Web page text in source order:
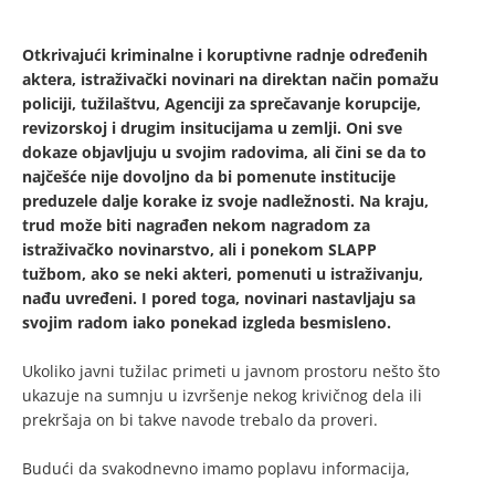
Otkrivajući kriminalne i koruptivne radnje određenih
aktera, istraživački novinari na direktan način pomažu
policiji, tužilaštvu, Agenciji za sprečavanje korupcije,
revizorskoj i drugim insitucijama u zemlji. Oni sve
dokaze objavljuju u svojim radovima, ali čini se da to
najčešće nije dovoljno da bi pomenute institucije
preduzele dalje korake iz svoje nadležnosti. Na kraju,
trud može biti nagrađen nekom nagradom za
istraživačko novinarstvo, ali i ponekom SLAPP
tužbom, ako se neki akteri, pomenuti u istraživanju,
nađu uvređeni. I pored toga, novinari nastavljaju sa
svojim radom iako ponekad izgleda besmisleno.
Ukoliko javni tužilac primeti u javnom prostoru nešto što
ukazuje na sumnju u izvršenje nekog krivičnog dela ili
prekršaja on bi takve navode trebalo da proveri.
Budući da svakodnevno imamo poplavu informacija,